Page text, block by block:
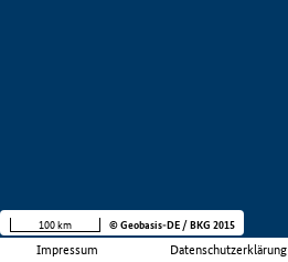
Impressum Datenschutzerklärung
100 km © Geobasis-DE / BKG 2015